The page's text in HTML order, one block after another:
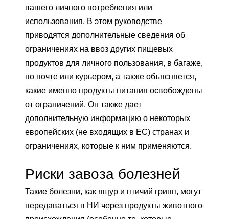
вашего личного потребления или
использования. В этом руководстве
приводятся дополнительные сведения об
ограничениях на ввоз других пищевых
продуктов для личного пользования, в багаже,
по почте или курьером, а также объясняется,
какие именно продукты питания освобождены
от ограничений. Он также дает
дополнительную информацию о некоторых
европейских (не входящих в ЕС) странах и
ограничениях, которые к ним применяются.
Риски завоза болезней
Такие болезни, как ящур и птичий грипп, могут
передаваться в НИ через продукты животного